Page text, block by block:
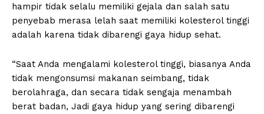
hampir tidak selalu memiliki gejala dan salah satu
penyebab merasa lelah saat memiliki kolesterol tinggi
adalah karena tidak dibarengi gaya hidup sehat.
“Saat Anda mengalami kolesterol tinggi, biasanya Anda
tidak mengonsumsi makanan seimbang, tidak
berolahraga, dan secara tidak sengaja menambah
berat badan, Jadi gaya hidup yang sering dibarengi